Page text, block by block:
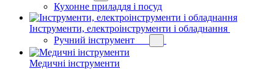
Кухонне приладдя і посуд
Інструменти, електроінструменти і обладнання
Ручний інструмент
Медичні інструменти